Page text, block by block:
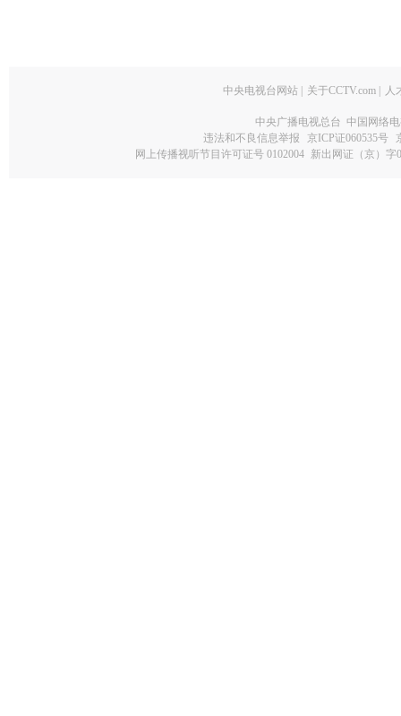
中央电视台网站 关于CCTV.com 人
中央广播电视总台 中国网络
违法和不良信息举报
京ICP证060535号
网上传播视听节目许可证号 0102004 新出网证（京）